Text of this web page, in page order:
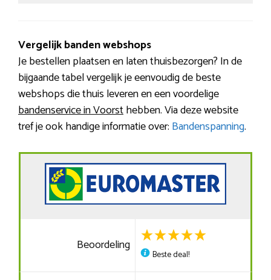
Vergelijk banden webshops
Je bestellen plaatsen en laten thuisbezorgen? In de
bijgaande tabel vergelijk je eenvoudig de beste
webshops die thuis leveren en een voordelige
bandenservice in Voorsthebben. Via deze website
tref je ook handige informatie over: Bandenspanning.
Beoordeling
Beste deal!